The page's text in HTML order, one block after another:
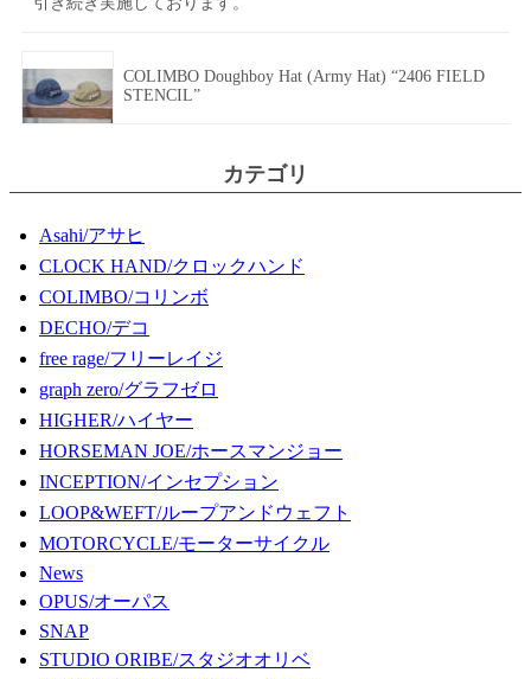
COLIMBO Doughboy Hat (Army Hat) “2406 FIELD
STENCIL”
カテゴリ
Asahi/アサヒ
CLOCK HAND/クロックハンド
COLIMBO/コリンボ
DECHO/デコ
free rage/フリーレイジ
graph zero/グラフゼロ
HIGHER/ハイヤー
HORSEMAN JOE/ホースマンジョー
INCEPTION/インセプション
LOOP&WEFT/ループアンドウェフト
MOTORCYCLE/モーターサイクル
News
OPUS/オーパス
SNAP
STUDIO ORIBE/スタジオオリベ